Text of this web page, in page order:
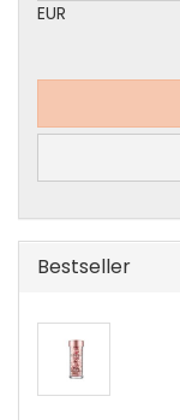
EUR
Bestseller